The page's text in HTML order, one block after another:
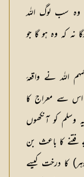
سب لوگ اللہ
نہ کہ وہ ہو گا جو
اللہ نے واقعۂ
اس سے معراج کا
وسلم کو آنکھوں
فتنے کا باعث بن
کا درخت کیسے